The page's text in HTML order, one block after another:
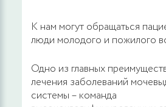
К нам могут обращаться
люди молодого и пожилого
Одно из главных
лечения заболеваний
системы – команда